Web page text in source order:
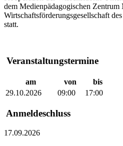
dem Medienpädagogischen
Wirtschaftsförderungsgesellschaft
statt.
Veranstaltungstermine
am von
bis
29.10.2026
09:00 17:00
Anmeldeschluss
17.09.2026